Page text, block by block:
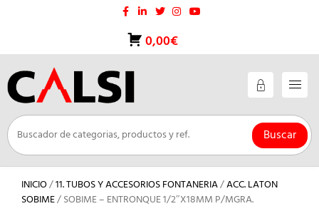
0,00€
Buscar
INICIO/11. TUBOS Y ACCESORIOS FONTANERIA/ACC. LATON
SOBIME/ SOBIME – ENTRONQUE 1/2″X18MM P/MGRA.